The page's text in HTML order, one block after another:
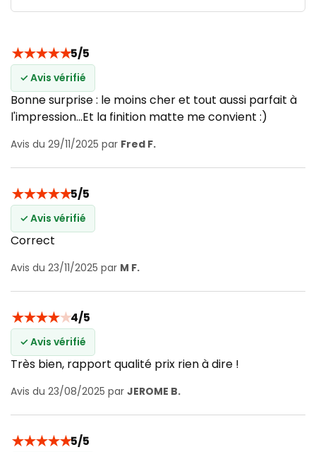
★★★★★5/5
✓ Avis vérifié
Bonne surprise : le moins cher et tout aussi parfait à
l'impression...Et la finition matte me convient :)
Avis du 29/11/2025 par Fred F.
★★★★★5/5
✓ Avis vérifié
Correct
Avis du 23/11/2025 par M F.
★★★★★4/5
✓ Avis vérifié
Très bien, rapport qualité prix rien à dire !
Avis du 23/08/2025 par JEROME B.
★★★★★5/5